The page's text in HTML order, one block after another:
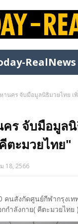
RealNews
านคร จับมือมูลนิธิมวยไทย เ
คร จับมือมูล
ตะมวยไทย"
18, 2566
คนสังกัดศูนย์กีฬากรุงเท
กำลังกาย( คีตะมวยไทย )